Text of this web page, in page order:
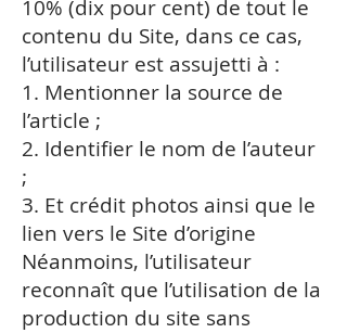
10% (dix pour cent) de tout le
contenu du Site, dans ce cas,
l’utilisateur est assujetti à :
1. Mentionner la source de
l’article ;
2. Identifier le nom de l’auteur
;
3. Et crédit photos ainsi que le
lien vers le Site d’origine
Néanmoins, l’utilisateur
reconnaît que l’utilisation de la
production du site sans